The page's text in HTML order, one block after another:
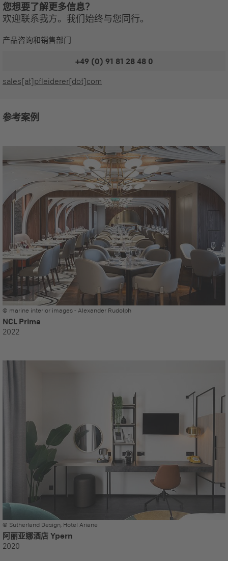
您想要了解更多信息？
欢迎联系我方。我们始终与您同行。
产品咨询和销售部门
+49 (0) 91 81 28 48 0
sales[at]pfleiderer[dot]com
参考案例
© marine interior images - Alexander Rudolph
NCL Prima
2022
© Sutherland Design, Hotel Ariane
阿丽亚娜酒店 Ypern
2020